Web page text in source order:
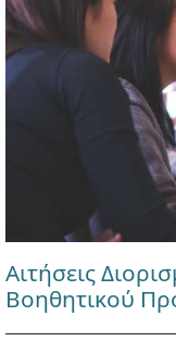
Αιτήσεις
Βοηθητικού